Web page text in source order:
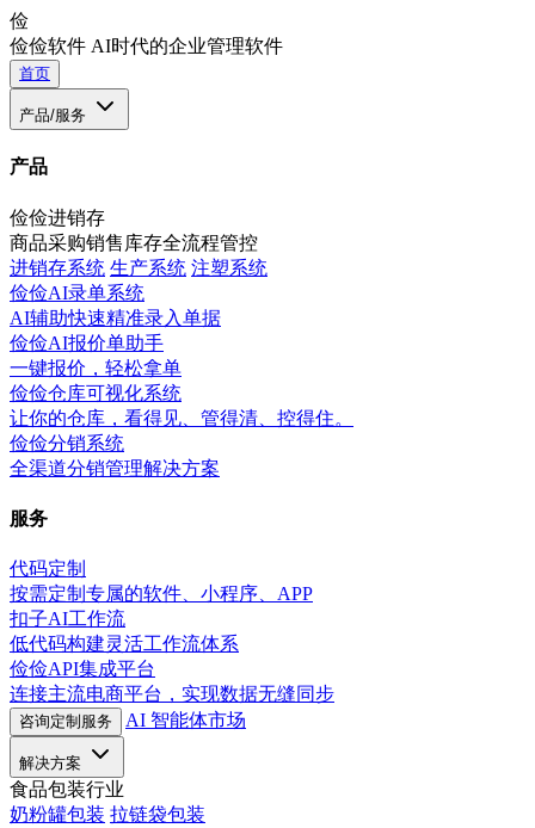
俭
俭俭软件 AI时代的企业管理软件
首页
产品/服务
产品
俭俭进销存
商品采购销售库存全流程管控
进销存系统 生产系统 注塑系统
俭俭AI录单系统
AI辅助快速精准录入单据
俭俭AI报价单助手
一键报价，轻松拿单
俭俭仓库可视化系统
让你的仓库，看得见、管得清、控得住。
俭俭分销系统
全渠道分销管理解决方案
服务
代码定制
按需定制专属的软件、小程序、APP
扣子AI工作流
低代码构建灵活工作流体系
俭俭API集成平台
连接主流电商平台，实现数据无缝同步
咨询定制服务 AI 智能体市场
解决方案
食品包装行业
奶粉罐包装 拉链袋包装